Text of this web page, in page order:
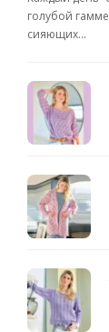
голубой
сияющих...